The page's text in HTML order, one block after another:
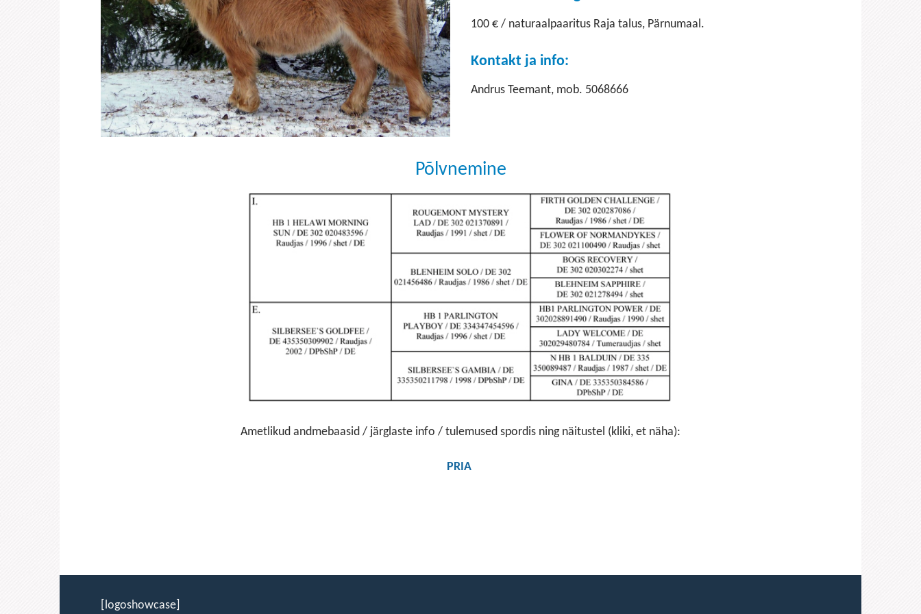
100 € / naturaalpaaritus Raja talus, Pärnumaal.
Kontakt ja info:
Andrus Teemant, mob. 5068666
Põlvnemine
Ametlikud andmebaasid / järglaste info / tulemused spordis ning näitustel (kliki, et näha):
PRIA
[logoshowcase]